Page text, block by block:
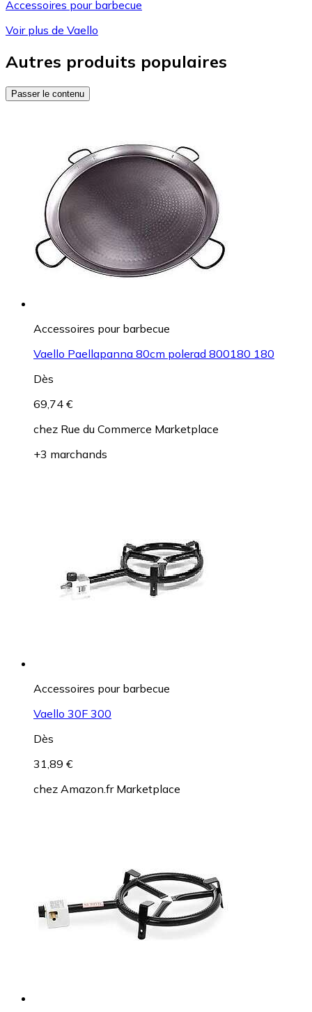
Accessoires pour barbecue
Voir plus de Vaello
Autres produits populaires
Passer le contenu
Accessoires pour barbecue
Vaello Paellapanna 80cm polerad 800180 180
Dès
69,74 €
chez Rue du Commerce Marketplace
+3 marchands
Accessoires pour barbecue
Vaello 30F 300
Dès
31,89 €
chez Amazon.fr Marketplace